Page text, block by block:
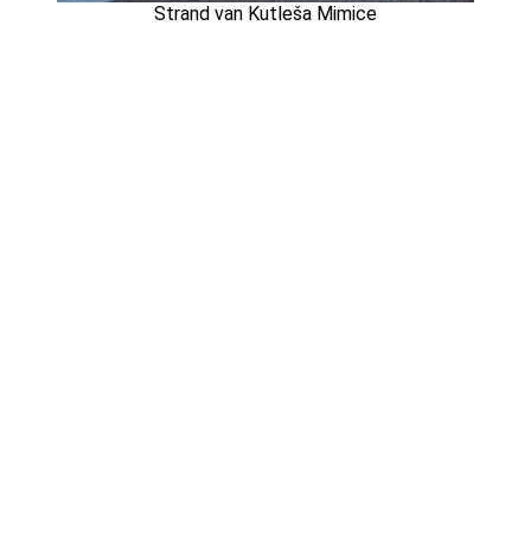
Strand van Kutleša Mimice